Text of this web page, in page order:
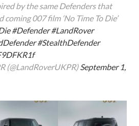
by the same Defenders that
007 film ‘No Time To Die’
#Defender #LandRover
#StealthDefender
(@LandRoverUKPR)September 1,